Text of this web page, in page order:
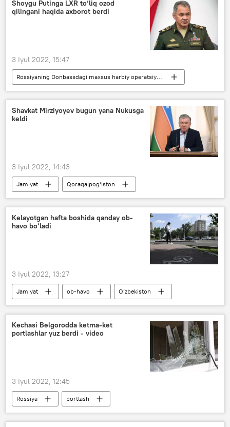
Shoygu Putinga LXR to‘liq ozod
qilingani haqida axborot berdi
3 Iyul 2022, 15:47
Rossiyaning Donbassdagi maxsus harbiy operatsiyasi
Vladimir Putin
Lugansk xalq respublikasi (LXR)
Sergey Shoygu
Shavkat Mirziyoyev bugun yana Nukusga
keldi
3 Iyul 2022, 14:43
Jamiyat
Qoraqalpog‘iston
Nukus
Shavkat Mirziyoyev
Kelayotgan hafta boshida qanday ob-
havo bo‘ladi
3 Iyul 2022, 13:27
Jamiyat ob-havo O‘zbekiston
Kechasi Belgorodda ketma-ket
portlashlar yuz berdi - video
3 Iyul 2022, 12:45
Rossiya portlash